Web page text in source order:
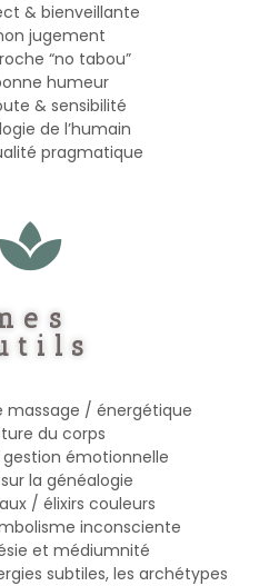
& bienveillante
jugement
“no tabou”
humeur
& sensibilité
de l’humain
pragmatique
massage / énergétique
du corps
émotionnelle
la généalogie
/ élixirs couleurs
inconsciente
et médiumnité
subtiles, les archétypes